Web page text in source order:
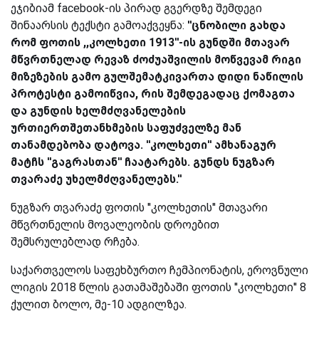
ეჯიბიამ facebook-ის პირად გვერდზე შემდეგი
შინაარსის ტექსტი გამოაქვეყნა: ''ცნობილი გახდა
რომ ფოთის ,,კოლხეთი 1913''-ის გუნდში მთავარ
მწვრთნელად რევაზ ძოძუაშვილის მოწვევამ რიგი
მიზეზების გამო გულშემატკივართა დიდი ნაწილის
პროტესტი გამოიწვია, რის შემდეგადაც ქომაგთა
და გუნდის ხელმძღვანელების
ურთიერთშეთანხმების საფუძველზე მან
თანამდებობა დატოვა. ''კოლხეთი'' ამხანაგურ
მატჩს ''გაგრასთან'' ჩაატარებს. გუნდს ნუგზარ
თვარაძე უხელმძღვანელებს.''
ნუგზარ თვარაძე ფოთის ''კოლხეთის'' მთავარი
მწვრთნელის მოვალეობის დროებით
შემსრულებლად რჩება.
საქართველოს საფეხბურთო ჩემპიონატის, ეროვნული
ლიგის 2018 წლის გათამაშებაში ფოთის ''კოლხეთი'' 8
ქულით ბოლო, მე-10 ადგილზეა.